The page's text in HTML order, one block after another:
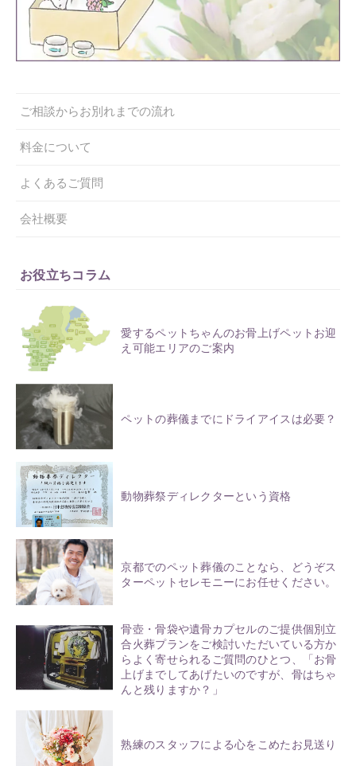
ご相談からお別れまでの流れ
料金について
よくあるご質問
会社概要
お役立ちコラム
愛するペットちゃんのお骨上げペットお迎
え可能エリアのご案内
ペットの葬儀までにドライアイスは必要？
動物葬祭ディレクターという資格
京都でのペット葬儀のことなら、どうぞス
ターペットセレモニーにお任せください。
骨壺・骨袋や遺骨カプセルのご提供個別立
合火葬プランをご検討いただいている方か
らよく寄せられるご質問のひとつ、「お骨
上げまでしてあげたいのですが、骨はちゃ
んと残りますか？」
熟練のスタッフによる心をこめたお見送り